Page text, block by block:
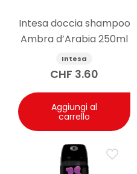
Intesa doccia shampoo
Ambra d’Arabia 250ml
Intesa
CHF 3.60
Aggiungi al
carrello